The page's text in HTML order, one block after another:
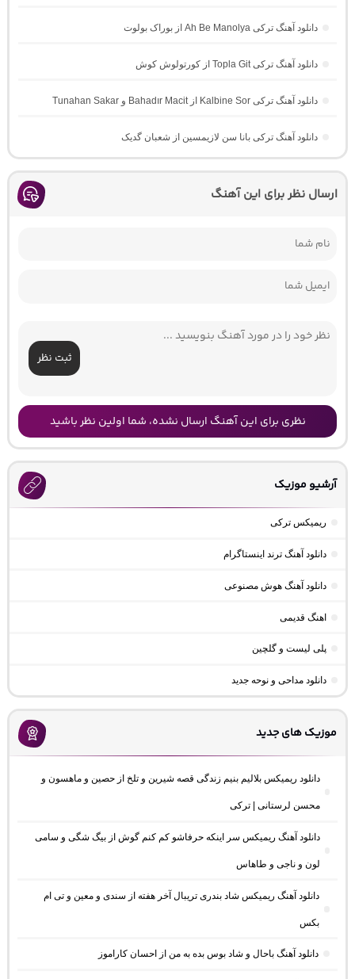
دانلود آهنگ ترکی Ah Be Manolya از بوراک بولوت
دانلود آهنگ ترکی Topla Git از کورتولوش کوش
دانلود آهنگ ترکی Kalbine Sor از Bahadır Macit و Tunahan Sakar
دانلود آهنگ ترکی بانا سن لازیمسین از شعبان گدیک
ارسال نظر برای این آهنگ
ثبت نظر
نظری برای این آهنگ ارسال نشده، شما اولین نظر باشید
آرشیو موزیک
ریمیکس ترکی
دانلود آهنگ ترند اینستاگرام
دانلود آهنگ هوش مصنوعی
اهنگ قدیمی
پلی لیست و گلچین
دانلود مداحی و نوحه جدید
موزیک های جدید
دانلود ریمیکس بلالیم بنیم زندگی قصه شیرین و تلخ از حصین و ماهسون و
محسن لرستانی | ترکی
دانلود آهنگ ریمیکس سر اینکه حرفاشو کم کنم گوش از بیگ شگی و سامی
لون و ناجی و طاهاس
دانلود آهنگ ریمیکس شاد بندری تریبال آخر هفته از سندی و معین و تی ام
بکس
دانلود آهنگ باحال و شاد بوس بده به من از احسان کاراموز